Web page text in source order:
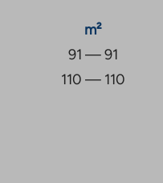
m²
91 — 91
110 — 110